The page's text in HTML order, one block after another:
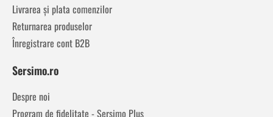
Livrarea și plata comenzilor
Returnarea produselor
Înregistrare cont B2B
Sersimo.ro
Despre noi
Program de fidelitate - Sersimo Plus